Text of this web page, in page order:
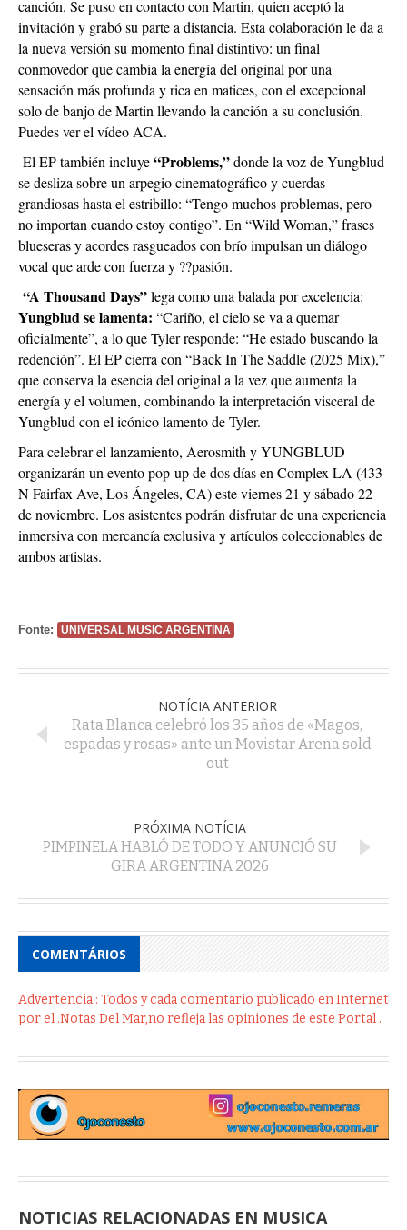
canción. Se puso en contacto con Martin, quien aceptó la
invitación y grabó su parte a distancia. Esta colaboración le da a
la nueva versión su momento final distintivo: un final
conmovedor que cambia la energía del original por una
sensación más profunda y rica en matices, con el excepcional
solo de banjo de Martin llevando la canción a su conclusión.
Puedes ver el vídeo ACA.
El EP también incluye“Problems,”donde la voz de Yungblud
se desliza sobre un arpegio cinematográfico y cuerdas
grandiosas hasta el estribillo: “Tengo muchos problemas, pero
no importan cuando estoy contigo”. En “Wild Woman,” frases
blueseras y acordes rasgueados con brío impulsan un diálogo
vocal que arde con fuerza y ??pasión.
“A Thousand Days”lega como una balada por excelencia:
Yungblud se lamenta: “Cariño, el cielo se va a quemar
oficialmente”, a lo que Tyler responde: “He estado buscando la
redención”. El EP cierra con “Back In The Saddle (2025 Mix),”
que conserva la esencia del original a la vez que aumenta la
energía y el volumen, combinando la interpretación visceral de
Yungblud con el icónico lamento de Tyler.
Para celebrar el lanzamiento, Aerosmith y YUNGBLUD
organizarán un evento pop-up de dos días en Complex LA (433
N Fairfax Ave, Los Ángeles, CA) este viernes 21 y sábado 22
de noviembre. Los asistentes podrán disfrutar de una experiencia
inmersiva con mercancía exclusiva y artículos coleccionables de
ambos artistas.
Fonte: UNIVERSAL MUSIC ARGENTINA
NOTÍCIA ANTERIOR
Rata Blanca celebró los 35 años de «Magos,
espadas y rosas» ante un Movistar Arena sold
out
PRÓXIMA NOTÍCIA
PIMPINELA HABLÓ DE TODO Y ANUNCIÓ SU
GIRA ARGENTINA 2026
COMENTÁRIOS
Advertencia : Todos y cada comentario publicado en Internet
por el .Notas Del Mar,no refleja las opiniones de este Portal .
NOTICIAS RELACIONADAS EN MUSICA